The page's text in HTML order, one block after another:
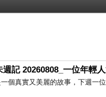
週記 20260808_一位年輕
個真實又美麗的故事，下週一